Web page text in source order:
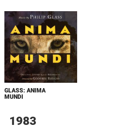
GLASS: ANIMA
MUNDI
1983